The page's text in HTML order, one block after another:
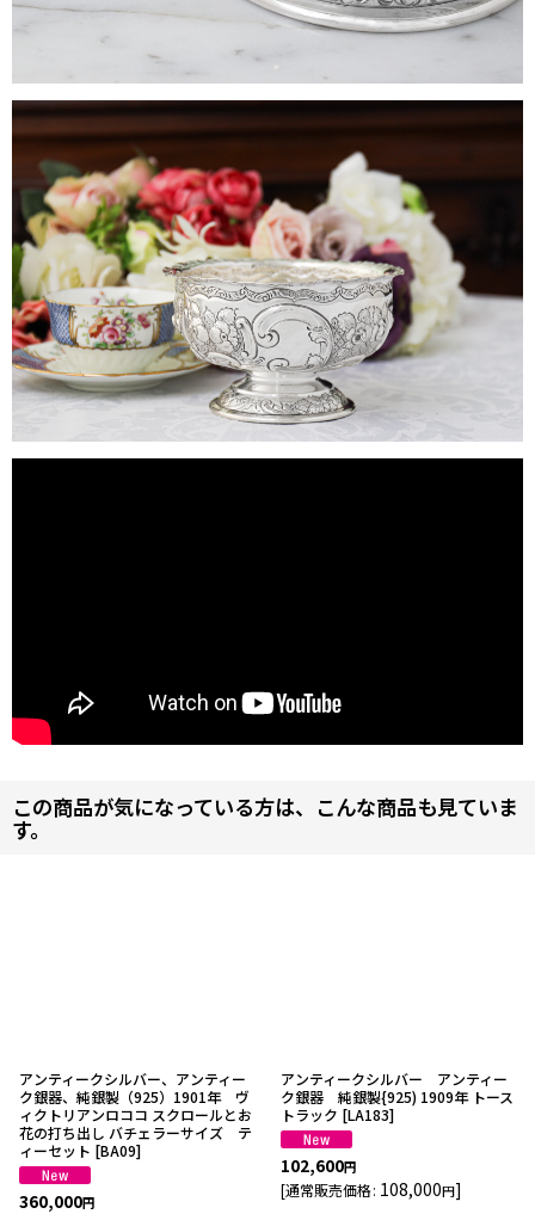
この商品が気になっている方は、こんな商品も見ていま
す。
アンティークシルバー、アンティー
ク銀器、純銀製（925）1901年 ヴ
ィクトリアンロココ スクロールとお
花の打ち出し バチェラーサイズ テ
ィーセット [BA09]
360,000円
アンティークシルバー アンティー
ク銀器 純銀製{925) 1909年 トース
トラック [LA183]
102,600円
[通常販売価格: 108,000円]